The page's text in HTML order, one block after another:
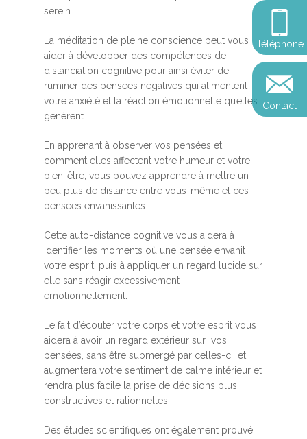
serein.
La méditation de pleine conscience peut vous
aider à développer des compétences de
distanciation cognitive pour ainsi éviter de
ruminer des pensées négatives qui alimentent
votre anxiété et la réaction émotionnelle qu’elles
génèrent.
En apprenant à observer vos pensées et
comment elles affectent votre humeur et votre
bien-être, vous pouvez apprendre à mettre un
peu plus de distance entre vous-même et ces
pensées envahissantes.
Cette auto-distance cognitive vous aidera à
identifier les moments où une pensée envahit
votre esprit, puis à appliquer un regard lucide sur
elle sans réagir excessivement
émotionnellement.
Le fait d’écouter votre corps et votre esprit vous
aidera à avoir un regard extérieur sur vos
pensées, sans être submergé par celles-ci, et
augmentera votre sentiment de calme intérieur et
rendra plus facile la prise de décisions plus
constructives et rationnelles.
Des études scientifiques ont également prouvé
Téléphone
Contact
Devenir praticien en
de pleine conscience
Révelez votre
Conférences
personnel
Révelez votre
votre impact
Reconversion et
professionnelle
Explorer
et découvrir
Blog
Témoignages
Podcast
Podcast